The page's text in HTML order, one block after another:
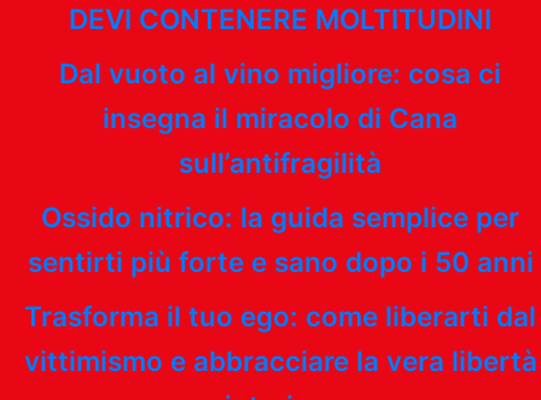
DEVI CONTENERE MOLTITUDINI
Dal vuoto al vino migliore: cosa ci
insegna il miracolo di Cana
sull’antifragilità
Ossido nitrico: la guida semplice per
sentirti più forte e sano dopo i 50 anni
Trasforma il tuo ego: come liberarti dal
vittimismo e abbracciare la vera libertà